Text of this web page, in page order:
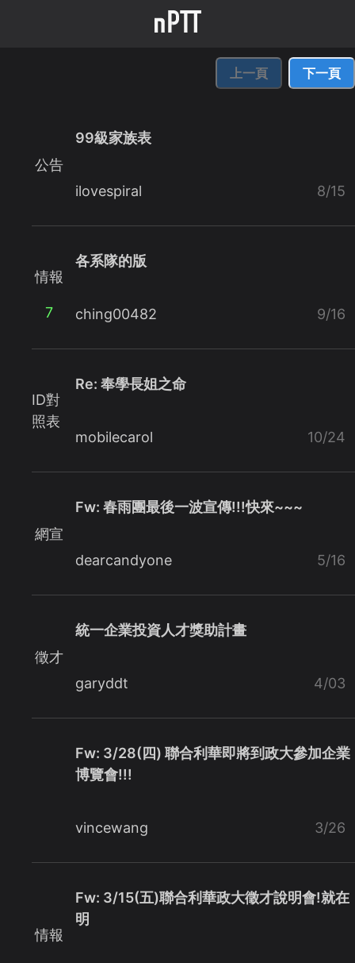
上一頁 下一頁
公告
99級家族表
ilovespiral 8/15
情報
7
各系隊的版
ching00482 9/16
ID對
照表
Re: 奉學長姐之命
mobilecarol 10/24
網宣
Fw: 春雨團最後一波宣傳!!!快來~~~
dearcandyone 5/16
徵才
統一企業投資人才獎助計畫
garyddt 4/03
Fw: 3/28(四) 聯合利華即將到政大參加企業
博覽會!!!
vincewang 3/26
情報
Fw: 3/15(五)聯合利華政大徵才說明會!就在
明